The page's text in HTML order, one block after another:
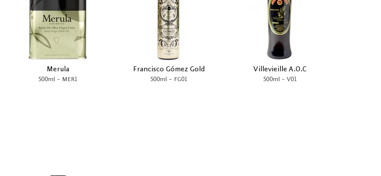
Merula
500ml - MER1
Francisco Gómez Gold
500ml - FG01
Villevieille A.O.C
500ml - V01